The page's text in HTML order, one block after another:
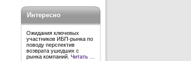
Интересно
Ожидания ключевых
участников ИБП-рынка по
поводу перспектив
возврата ушедших с
рынка компаний. Читать …